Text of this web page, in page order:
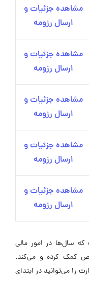
مشاهده جزئیات و
ارسال رزومه
مشاهده جزئیات و
ارسال رزومه
مشاهده جزئیات و
ارسال رزومه
مشاهده جزئیات و
ارسال رزومه
مشاهده جزئیات و
ارسال رزومه
که سال‌ها در امور مالی
کمک کرده و می‌کند.
را می‌توانید در ابتدای